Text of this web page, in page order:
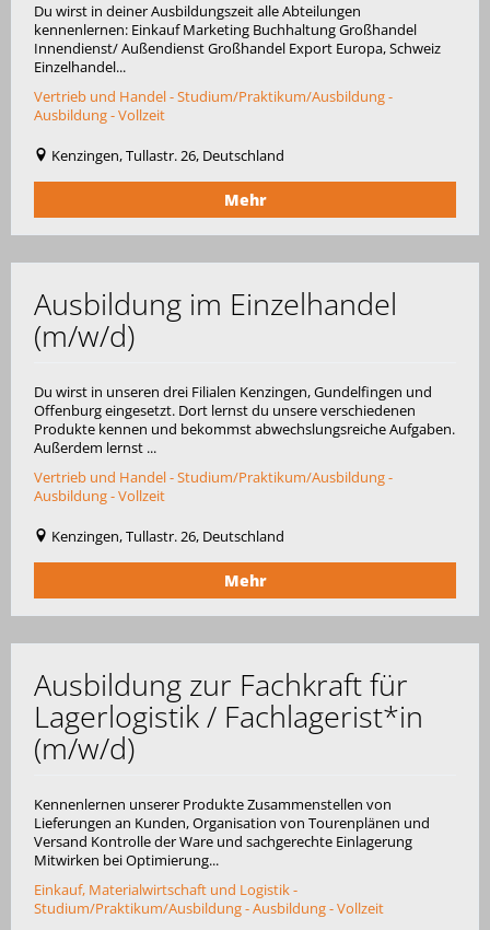
Du wirst in deiner Ausbildungszeit alle Abteilungen
kennenlernen: Einkauf Marketing Buchhaltung Großhandel
Innendienst/ Außendienst Großhandel Export Europa, Schweiz
Einzelhandel...
Vertrieb und Handel - Studium/Praktikum/Ausbildung -
Ausbildung - Vollzeit
Kenzingen, Tullastr. 26, Deutschland
Mehr
Ausbildung im Einzelhandel
(m/w/d)
Du wirst in unseren drei Filialen Kenzingen, Gundelfingen und
Offenburg eingesetzt. Dort lernst du unsere verschiedenen
Produkte kennen und bekommst abwechslungsreiche Aufgaben.
Außerdem lernst ...
Vertrieb und Handel - Studium/Praktikum/Ausbildung -
Ausbildung - Vollzeit
Kenzingen, Tullastr. 26, Deutschland
Mehr
Ausbildung zur Fachkraft für
Lagerlogistik / Fachlagerist*in
(m/w/d)
Kennenlernen unserer Produkte Zusammenstellen von
Lieferungen an Kunden, Organisation von Tourenplänen und
Versand Kontrolle der Ware und sachgerechte Einlagerung
Mitwirken bei Optimierung...
Einkauf, Materialwirtschaft und Logistik -
Studium/Praktikum/Ausbildung - Ausbildung - Vollzeit